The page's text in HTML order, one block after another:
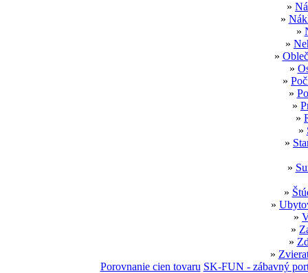
»
»
»
»
»
»
»
»
»
»
»
»
»
»
»
»
»
»
»
Porovnanie cien tovaru SK-FUN - zábavný